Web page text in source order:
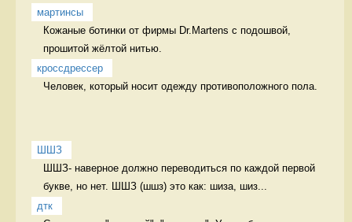
мартинсы
Кожаные ботинки от фирмы Dr.Martens с подошвой,
прошитой жёлтой нитью.
кроссдрессер
Человек, который носит одежду противоположного пола.
ШШЗ
ШШЗ- наверное должно переводиться по каждой первой
букве, но нет. ШШЗ (шшз) это как: шиза, шиз...
дтк